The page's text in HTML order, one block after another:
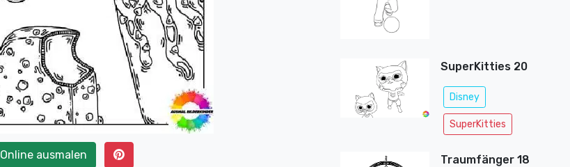
Online ausmalen
SuperKitties 20
Disney
SuperKitties
Traumfänger 18